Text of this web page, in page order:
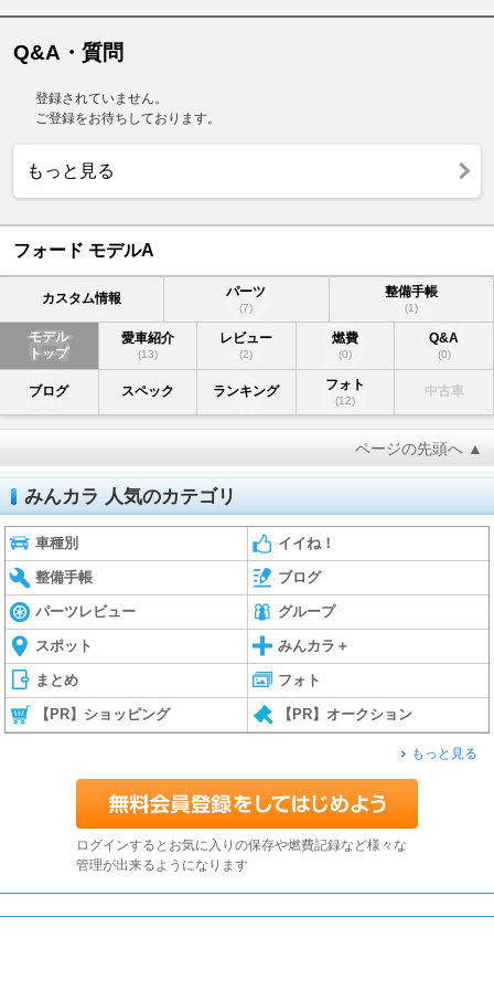
Q&A・質問
登録されていません。
ご登録をお待ちしております。
もっと見る
フォード モデルA
カスタム情報 パーツ
(7)
整備手帳
(1)
モデル
トップ
愛車紹介
(13)
レビュー
(2)
燃費
(0)
Q&A
(0)
ブログ スペック ランキング フォト
(12)
中古車
ページの先頭へ ▲
みんカラ 人気のカテゴリ
車種別 イイね！
整備手帳 ブログ
パーツレビュー グループ
スポット みんカラ＋
まとめ フォト
【PR】ショッピング 【PR】オークション
もっと見る
ログインするとお気に入りの保存や燃費記録など様々な
管理が出来るようになります